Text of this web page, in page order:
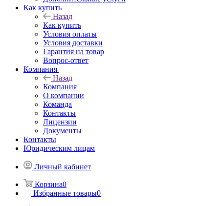
Как купить
Назад
Как купить
Условия оплаты
Условия доставки
Гарантия на товар
Вопрос-ответ
Компания
Назад
Компания
О компании
Команда
Контакты
Лицензии
Документы
Контакты
Юридическим лицам
Личный кабинет
Корзина0
Избранные товары0